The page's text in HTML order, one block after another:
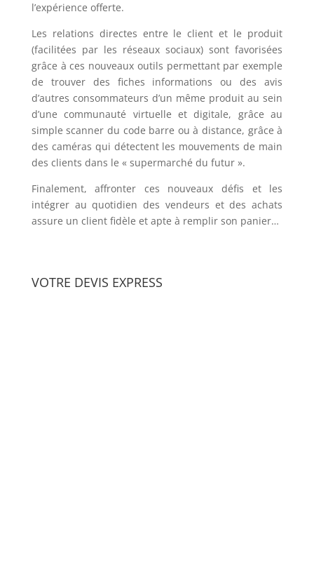
l’expérience offerte.
Les relations directes entre le client et le produit
(facilitées par les réseaux sociaux) sont favorisées
grâce à ces nouveaux outils permettant par exemple
de trouver des fiches informations ou des avis
d’autres consommateurs d’un même produit au sein
d’une communauté virtuelle et digitale, grâce au
simple scanner du code barre ou à distance, grâce à
des caméras qui détectent les mouvements de main
des clients dans le « supermarché du futur ».
Finalement, affronter ces nouveaux défis et les
intégrer au quotidien des vendeurs et des achats
assure un client fidèle et apte à remplir son panier…
VOTRE DEVIS EXPRESS